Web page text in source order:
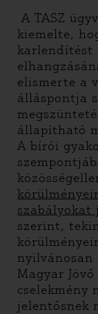
A TASZ
kiemelte,
karlendítést
elismerte a
álláspontja
állapítható
A bírói
szabályokat
szerint,
nyilvánosan
Magyar
cselekmény
jelentősnek